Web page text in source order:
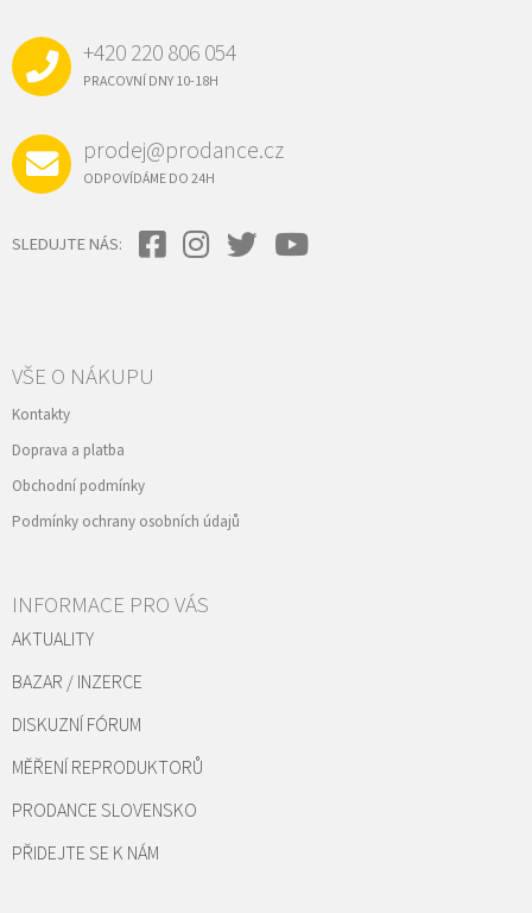
+420 220 806 054
PRACOVNÍ DNY 10-18H
prodej@prodance.cz
ODPOVÍDÁME DO 24H
SLEDUJTE NÁS:
VŠE O NÁKUPU
Kontakty
Doprava a platba
Obchodní podmínky
Podmínky ochrany osobních údajů
INFORMACE PRO VÁS
AKTUALITY
BAZAR / INZERCE
DISKUZNÍ FÓRUM
MĚŘENÍ REPRODUKTORŮ
PRODANCE SLOVENSKO
PŘIDEJTE SE K NÁM